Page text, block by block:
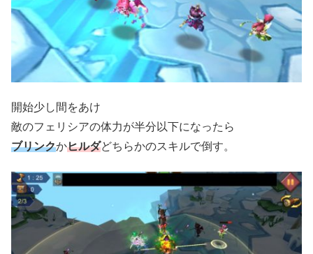
開始少し間をあけ
敵のフェリシアの体力が半分以下になったら
ブリンクかヒルダどちらかのスキルで倒す。